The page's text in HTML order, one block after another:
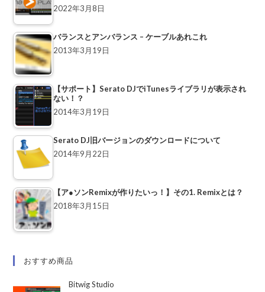
2022年3月8日
バランスとアンバランス – ケーブルあれこれ
2013年3月19日
【サポート】Serato DJでiTunesライブラリが表示され
ない！？
2014年3月19日
Serato DJ旧バージョンのダウンロードについて
2014年9月22日
【ア●ソンRemixが作りたいっ！】その1. Remixとは？
2018年3月15日
おすすめ商品
Bitwig Studio